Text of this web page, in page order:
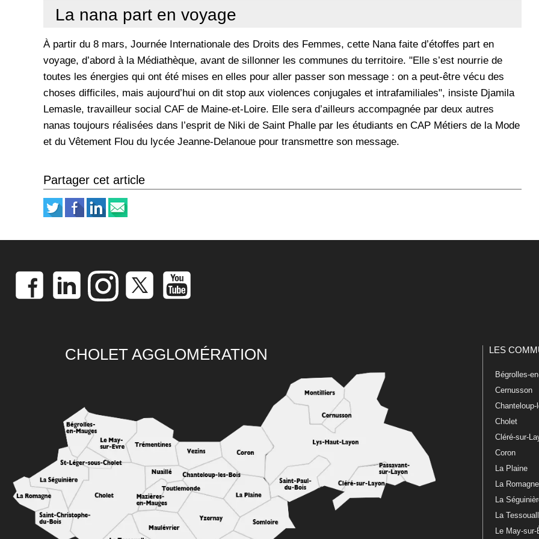
La nana part en voyage
À partir du 8 mars, Journée Internationale des Droits des Femmes, cette Nana faite d’étoffes part en
voyage, d’abord à la Médiathèque, avant de sillonner les communes du territoire. "Elle s’est nourrie de
toutes les énergies qui ont été mises en elles pour aller passer son message : on a peut-être vécu des
choses difficiles, mais aujourd’hui on dit stop aux violences conjugales et intrafamiliales", insiste Djamila
Lemasle, travailleur social CAF de Maine-et-Loire. Elle sera d’ailleurs accompagnée par deux autres
nanas toujours réalisées dans l’esprit de Niki de Saint Phalle par les étudiants en CAP Métiers de la Mode
et du Vêtement Flou du lycée Jeanne-Delanoue pour transmettre son message.
Partager cet article
CHOLET AGGLOMÉRATION LES
Bégrolles-
Cernusson
Chanteloup-
Cholet
Cléré-sur-
Coron
La Plaine
La Romagne
La
La
Le May-sur-